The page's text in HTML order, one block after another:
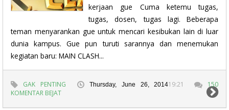
kerjaan gue Cuma ketemu tugas,
tugas, dosen, tugas lagi. Beberapa
teman menyarankan gue untuk mencari kesibukan lain di luar
dunia kampus. Gue pun turuti sarannya dan menemukan
kegiatan baru: MAIN CLASH...
GAK PENTING Thursday, June 26, 201419:21
150
KOMENTAR BEJAT